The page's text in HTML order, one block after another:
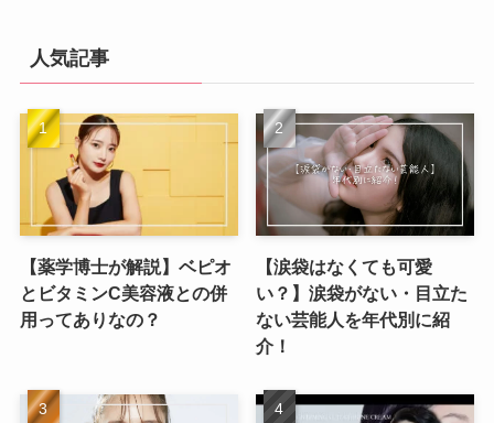
人気記事
【薬学博士が解説】ベピオ
とビタミンC美容液との併
用ってありなの？
【涙袋はなくても可愛
い？】涙袋がない・目立た
ない芸能人を年代別に紹
介！